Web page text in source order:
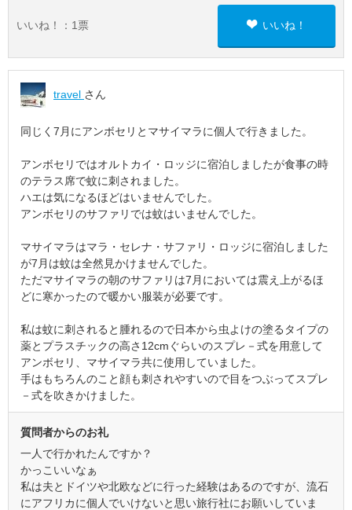
いいね！： 1 票 いいね！
travel さん
同じく7月にアンボセリとマサイマラに個人で行きました。
アンボセリではオルトカイ・ロッジに宿泊しましたが食事の時
のテラス席で蚊に刺されました。
ハエは気になるほどはいませんでした。
アンボセリのサファリでは蚊はいませんでした。
マサイマラはマラ・セレナ・サファリ・ロッジに宿泊しました
が7月は蚊は全然見かけませんでした。
ただマサイマラの朝のサファリは7月においては震え上がるほ
どに寒かったので暖かい服装が必要です。
私は蚊に刺されると腫れるので日本から虫よけの塗るタイプの
薬とプラスチックの高さ12cmぐらいのスプレ－式を用意して
アンボセリ、マサイマラ共に使用していました。
手はもちろんのこと顔も刺されやすいので目をつぶってスプレ
－式を吹きかけました。
質問者からのお礼
一人で行かれたんですか？
かっこいいなぁ
私は夫とドイツや北欧などに行った経験はあるのですが、流石
にアフリカに個人でいけないと思い旅行社にお願いしていま